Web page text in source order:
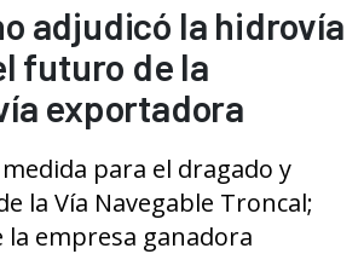
adjudicó la hidrovía
futuro de la
exportadora
para el dragado y
la Vía Navegable Troncal;
la empresa ganadora